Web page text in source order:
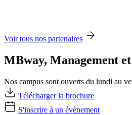
Voir tous nos partenaires
MBway, Management et
Nos campus sont ouverts du lundi au
Télécharger la brochure
S'inscrire à un évènement